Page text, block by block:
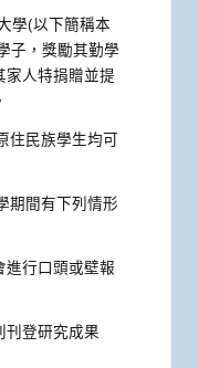
學(以下簡稱本
子，獎勵其勤學
家人特捐贈並提
住民族學生均可
期間有下列情形
進行口頭或壁報
刊登研究成果